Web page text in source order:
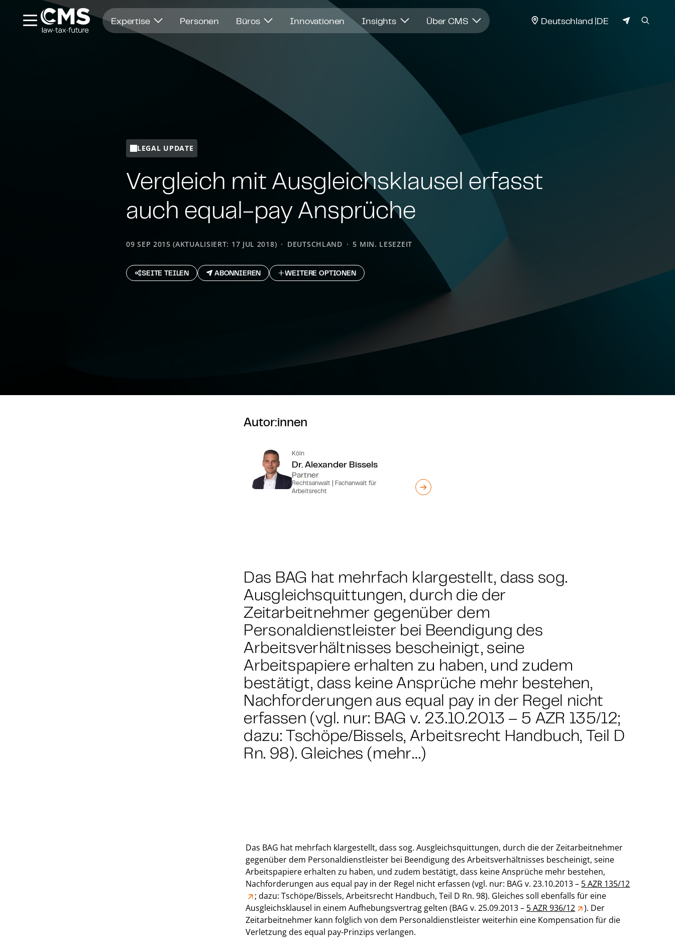
Expertise Personen Büros Innovationen Insights Über CMS JURISDIKTION
Deutschland DE
LEGAL UPDATE
Vergleich mit Aus­gleichs­klau­sel erfasst
auch equal-pay Ansprüche
09 SEP 2015 (AKTUALISIERT: 17 JUL 2018) DEUTSCHLAND 5 MIN. LESEZEIT
SEITE TEILEN ABONNIEREN WEITERE OPTIONEN
Autor:innen
Köln
Dr. Alexander Bissels
Partner
Rechtsanwalt | Fachanwalt für
Arbeitsrecht
Das BAG hat mehrfach klargestellt, dass sog.
Ausgleichsquittungen, durch die der
Zeitarbeitnehmer gegenüber dem
Personaldienstleister bei Beendigung des
Arbeitsverhältnisses bescheinigt, seine
Arbeitspapiere erhalten zu haben, und zudem
bestätigt, dass keine Ansprüche mehr bestehen,
Nachforderungen aus equal pay in der Regel nicht
erfassen (vgl. nur: BAG v. 23.10.2013 – 5 AZR 135/12;
dazu: Tschöpe/Bissels, Arbeitsrecht Handbuch, Teil D
Rn. 98). Gleiches (mehr…)
Das BAG hat mehrfach klargestellt, dass sog. Ausgleichsquittungen, durch die der Zeitarbeitnehmer
gegenüber dem Personaldienstleister bei Beendigung des Arbeitsverhältnisses bescheinigt, seine
Arbeitspapiere erhalten zu haben, und zudem bestätigt, dass keine Ansprüche mehr bestehen,
Nachforderungen aus equal pay in der Regel nicht erfassen (vgl. nur: BAG v. 23.10.2013 – 5 AZR 135/12
; dazu: Tschöpe/Bissels, Arbeitsrecht Handbuch, Teil D Rn. 98). Gleiches soll ebenfalls für eine
Ausgleichsklausel in einem Aufhebungsvertrag gelten (BAG v. 25.09.2013 – 5 AZR 936/12
). Der
Zeitarbeitnehmer kann folglich von dem Personaldienstleister weiterhin eine Kompensation für die
Verletzung des equal pay-Prinzips verlangen.
Öffnet in einem neuen Fenster